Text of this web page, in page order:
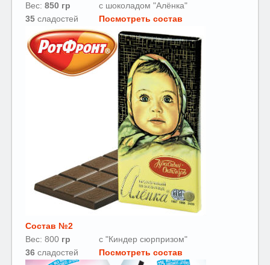
Вес: 850 гр
с шоколадом "Алёнка"
35 сладостей Посмотреть состав
Состав №2
Вес: 800 гр
с "Киндер сюрпризом"
36 сладостей Посмотреть состав